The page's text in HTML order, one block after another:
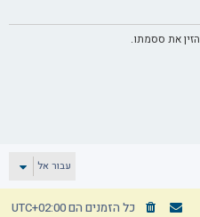
את ססמתו.
עבור אל
כל הזמנים הםUTC+02:00